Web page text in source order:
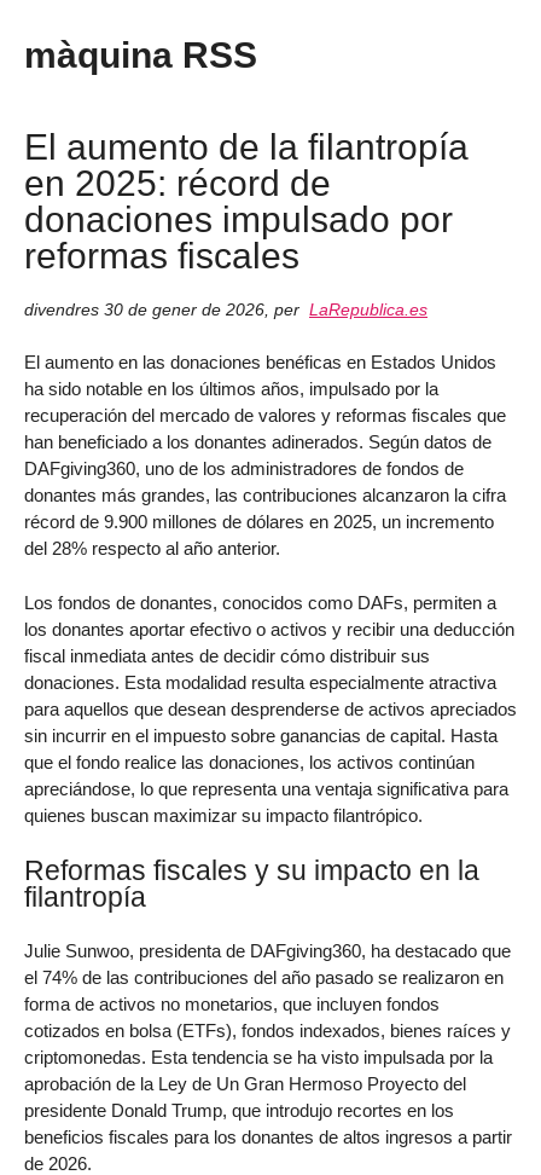
màquina RSS
El aumento de la filantropía
en 2025: récord de
donaciones impulsado por
reformas fiscales
divendres 30 de gener de 2026 per LaRepublica.es
El aumento en las donaciones benéficas en Estados Unidos
ha sido notable en los últimos años, impulsado por la
recuperación del mercado de valores y reformas fiscales que
han beneficiado a los donantes adinerados. Según datos de
DAFgiving360, uno de los administradores de fondos de
donantes más grandes, las contribuciones alcanzaron la cifra
récord de 9.900 millones de dólares en 2025, un incremento
del 28% respecto al año anterior.
Los fondos de donantes, conocidos como DAFs, permiten a
los donantes aportar efectivo o activos y recibir una deducción
fiscal inmediata antes de decidir cómo distribuir sus
donaciones. Esta modalidad resulta especialmente atractiva
para aquellos que desean desprenderse de activos apreciados
sin incurrir en el impuesto sobre ganancias de capital. Hasta
que el fondo realice las donaciones, los activos continúan
apreciándose, lo que representa una ventaja significativa para
quienes buscan maximizar su impacto filantrópico.
Reformas fiscales y su impacto en la
filantropía
Julie Sunwoo, presidenta de DAFgiving360, ha destacado que
el 74% de las contribuciones del año pasado se realizaron en
forma de activos no monetarios, que incluyen fondos
cotizados en bolsa (ETFs), fondos indexados, bienes raíces y
criptomonedas. Esta tendencia se ha visto impulsada por la
aprobación de la Ley de Un Gran Hermoso Proyecto del
presidente Donald Trump, que introdujo recortes en los
beneficios fiscales para los donantes de altos ingresos a partir
de 2026.